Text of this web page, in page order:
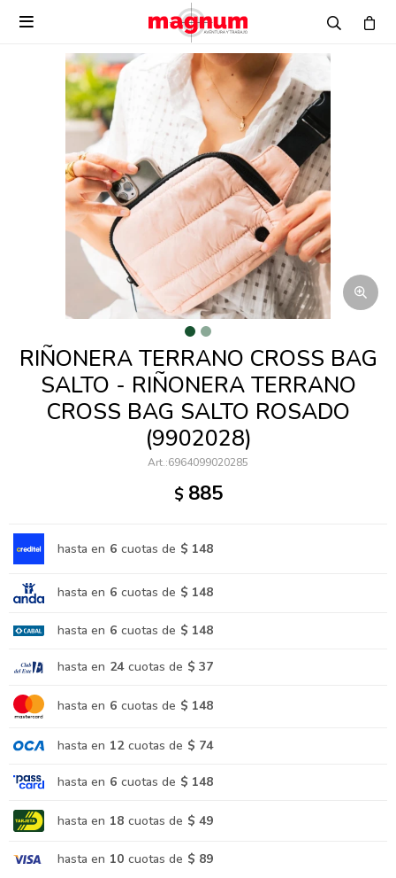

RIÑONERA TERRANO CROSS BAG
SALTO - RIÑONERA TERRANO
CROSS BAG SALTO ROSADO
(9902028)
6964099020285
$ 885
hasta en 6 cuotas de $ 148
hasta en 6 cuotas de $ 148
hasta en 6 cuotas de $ 148
hasta en 24 cuotas de $ 37
hasta en 6 cuotas de $ 148
hasta en 12 cuotas de $ 74
hasta en 6 cuotas de $ 148
hasta en 18 cuotas de $ 49
hasta en 10 cuotas de $ 89